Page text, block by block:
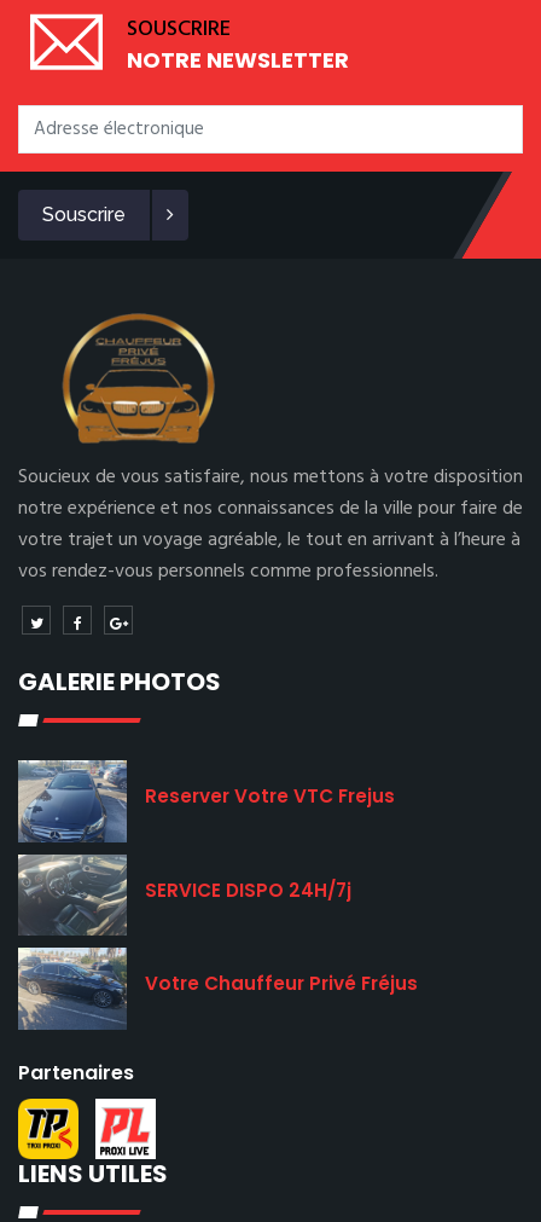
SOUSCRIRE
NOTRE NEWSLETTER
Souscrire
Soucieux de vous satisfaire, nous mettons à votre disposition
notre expérience et nos connaissances de la ville pour faire de
votre trajet un voyage agréable, le tout en arrivant à l’heure à
vos rendez-vous personnels comme professionnels.
GALERIE PHOTOS
Reserver Votre VTC Frejus
SERVICE DISPO 24H/7j
Votre Chauffeur Privé Fréjus
Partenaires
LIENS UTILES